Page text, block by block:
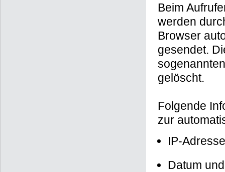
Beim
werden
Browser
gesendet.
gelöscht.
Folgende
zur
IP-
Datum